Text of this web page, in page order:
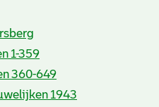
1-359
360-649
1943